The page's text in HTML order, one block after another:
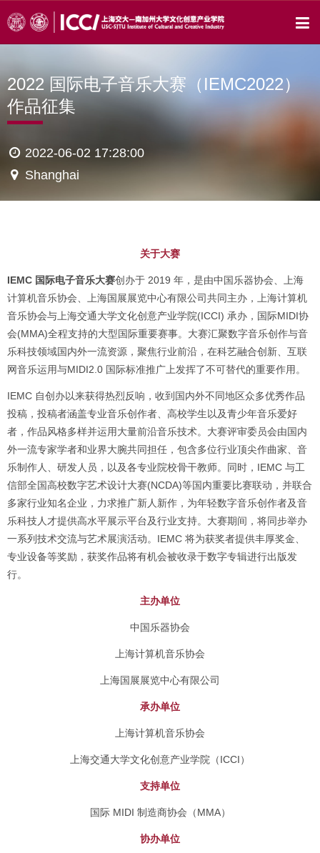
2022 国际电子音乐大赛（IEMC2022）
作品征集
2022-06-02 17:28:00
Shanghai
关于大赛
IEMC 国际电子音乐大赛创办于 2019 年，是由中国乐器协会、上海
计算机音乐协会、上海国展展览中心有限公司共同主办，上海计算机
音乐协会与上海交通大学文化创意产业学院(ICCI) 承办，国际MIDI协
会(MMA)全程支持的大型国际重要赛事。大赛汇聚数字音乐创作与音
乐科技领域国内外一流资源，聚焦行业前沿，在科艺融合创新、互联
网音乐运用与MIDI2.0 国际标准推广上发挥了不可替代的重要作用。
IEMC 自创办以来获得热烈反响，收到国内外不同地区众多优秀作品
投稿，投稿者涵盖专业音乐创作者、高校学生以及青少年音乐爱好
者，作品风格多样并运用大量前沿音乐技术。大赛评审委员会由国内
外一流专家学者和业界大腕共同担任，包含多位行业顶尖作曲家、音
乐制作人、研发人员，以及各专业院校骨干教师。同时，IEMC 与工
信部全国高校数字艺术设计大赛(NCDA)等国内重要比赛联动，并联合
多家行业知名企业，力求推广新人新作，为年轻数字音乐创作者及音
乐科技人才提供高水平展示平台及行业支持。大赛期间，将同步举办
一系列技术交流与艺术展演活动。IEMC 将为获奖者提供丰厚奖金、
专业设备等奖励，获奖作品将有机会被收录于数字专辑进行出版发
行。
主办单位
中国乐器协会
上海计算机音乐协会
上海国展展览中心有限公司
承办单位
上海计算机音乐协会
上海交通大学文化创意产业学院（ICCI）
支持单位
国际 MIDI 制造商协会（MMA）
协办单位